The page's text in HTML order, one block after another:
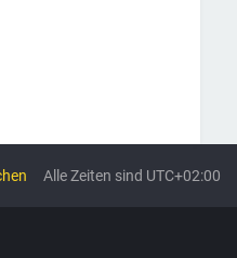
Alle Zeiten sind UTC+02:00